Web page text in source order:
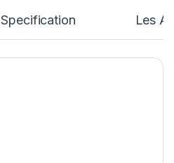
Specification Les